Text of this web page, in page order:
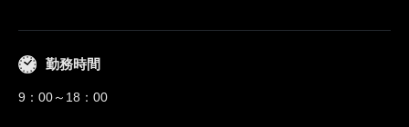
勤務時間
9：00～18：00